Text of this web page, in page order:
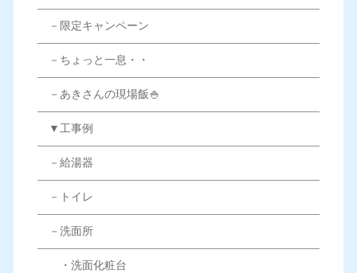
－限定キャンペーン
－ちょっと一息・・
－あきさんの現場飯🍚
▼工事例
－給湯器
－トイレ
－洗面所
・洗面化粧台